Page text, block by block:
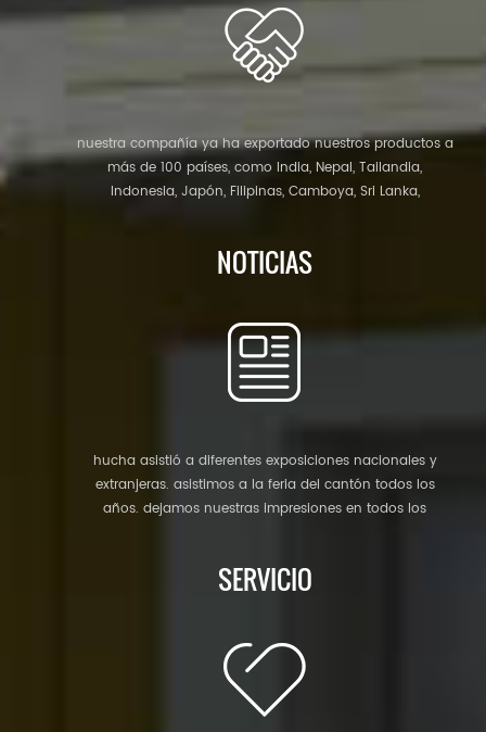
estructura de acero y almacén de estructura de acero,
taller de estructura de acero, etc.
nuestra compañía ya ha exportado nuestros productos a
más de 100 países, como India, Nepal, Tailandia,
Indonesia, Japón, Filipinas, Camboya, Sri Lanka,
Burkina Faso, Sudáfrica, Dubai etc. estamos buscando
podemos hacer la vida más bella. Si usted está
buscando casas prefabricadas, campo de tr...
NOTICIAS
hucha asistió a diferentes exposiciones nacionales y
extranjeras. asistimos a la feria del cantón todos los
años. dejamos nuestras impresiones en todos los
son muy populares entre nuestros clientes y ganan una
SERVICIO